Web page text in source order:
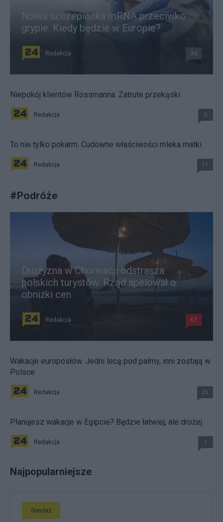
Nowa szczepionka mRNA przeciwko
grypie. Kiedy będzie w Europie?
Redakcja 34
Niepokój klientów Rossmanna. Zatrute przekąski
Redakcja 5
To nie tylko pokarm. Cudowne właściwości mleka matki
Redakcja 11
#Podróże
Drożyzna w Chorwacji odstrasza
polskich turystów. Rząd apelował o
obniżki cen
Redakcja 67
Wakacje europosłów. Jedni lecą pod palmy, inni zostają w
Polsce
Redakcja 35
Planujesz wakacje w Egipcie? Będzie łatwiej, ale drożej
Redakcja 1
Najpopularniejsze
Sondaż